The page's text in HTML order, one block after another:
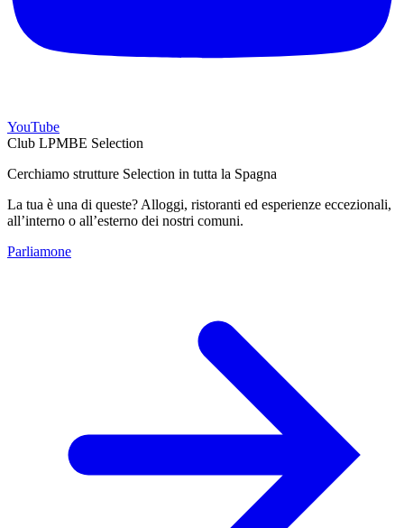
YouTube
Club LPMBE Selection
Cerchiamo strutture Selection in tutta la Spagna
La tua è una di queste? Alloggi, ristoranti ed esperienze eccezionali,
all’interno o all’esterno dei nostri comuni.
Parliamone